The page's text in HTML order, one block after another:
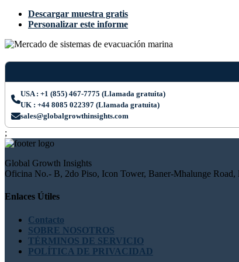
Descargar muestra gratis
Personalizar este informe
USA : +1 (855) 467-7775 (Llamada gratuita)
UK : +44 8085 022397 (Llamada gratuita)
sales@globalgrowthinsights.com
;
Global Growth Insights
Oficina No.- B, 2do Piso, Icon Tower, Baner-Mhalunge Road,
Enlaces Útiles
Contacto
SOBRE NOSOTROS
TÉRMINOS DE SERVICIO
POLÍTICA DE PRIVACIDAD